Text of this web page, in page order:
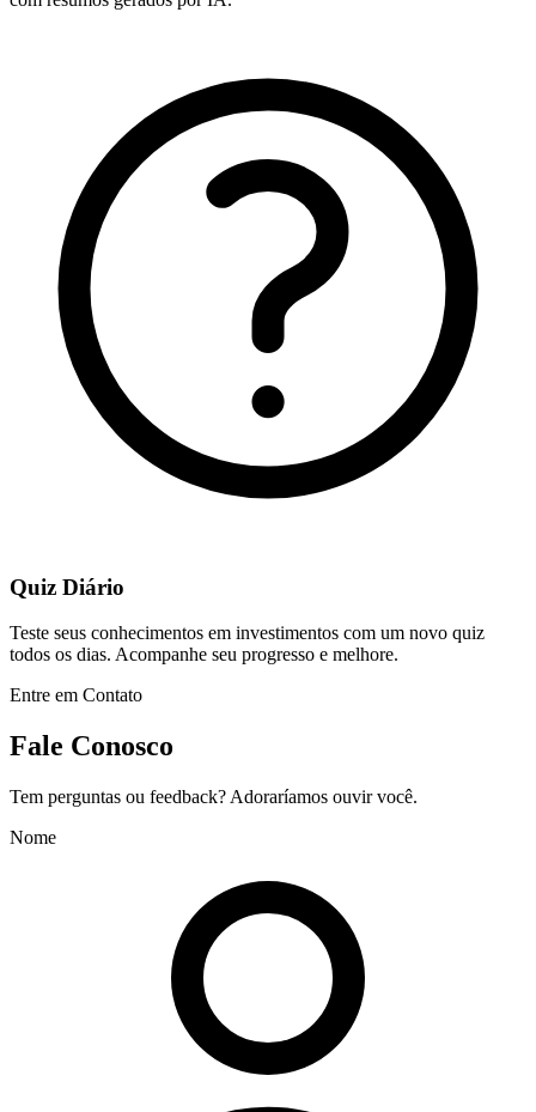
Quiz Diário
Teste seus conhecimentos em investimentos com um novo quiz
todos os dias. Acompanhe seu progresso e melhore.
Entre em Contato
Fale Conosco
Tem perguntas ou feedback? Adoraríamos ouvir você.
Nome